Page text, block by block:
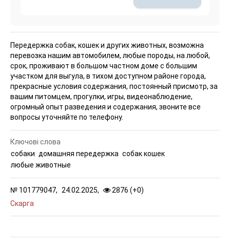
Передержка собак, кошек и других животных, возможна
перевозка нашим автомобилем, любые породы, на любой,
срок, проживают в большом частном доме с большим
участком для выгула, в тихом доступном районе города,
прекрасные условия содержания, постоянный присмотр, за
вашим питомцем, прогулки, игры, видеонаблюдение,
огромный опыт разведения и содержания, звоните все
вопросы уточняйте по телефону.
№ 101779047, 24.02.2025, 2876 (+0)
Скарга
Ключові слова
собаки домашняя передержка собак кошек
любые животные